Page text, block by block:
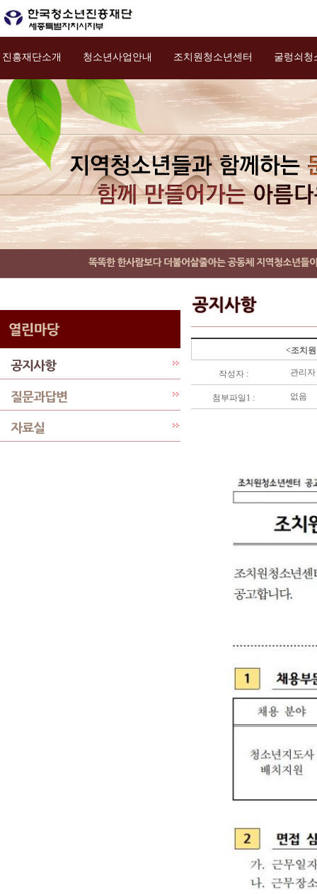
진흥재단소개 청소년사업안내 조치원청소년센터 굴렁쇠청
<조치
작성자 : 관리자
첨부파일1 : 없음